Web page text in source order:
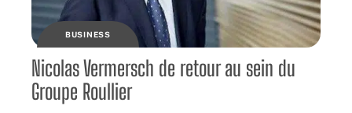
BUSINESS
Nicolas Vermersch de retour au sein du
Groupe Roullier